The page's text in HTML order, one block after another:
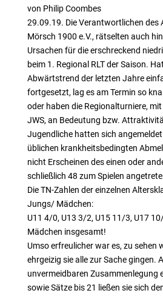
von Philip Coombes
29.09.19. Die Verantwortlichen des
Mörsch 1900 e.V., rätselten auch
Ursachen für die erschreckend
beim 1. Regional RLT der Saison.
Abwärtstrend der letzten Jahre
fortgesetzt, lag es am Termin so
oder haben die Regionalturniere,
JWS, an Bedeutung bzw.
Jugendliche hatten sich
üblichen krankheitsbedingten
nicht Erscheinen des einen oder
schließlich 48 zum Spielen
Die TN-Zahlen der einzelnen
Jungs/ Mädchen:
U11 4/0, U13 3/2, U15 11/3, U17
Mädchen insgesamt!
Umso erfreulicher war es, zu sehen
ehrgeizig sie alle zur Sache gingen.
unvermeidbaren Zusammenlegung
sowie Sätze bis 21 ließen sie sich